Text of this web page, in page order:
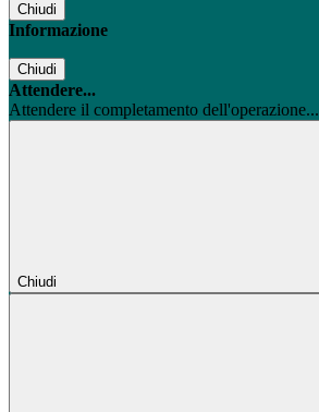
Chiudi
Informazione
Chiudi
Attendere...
Attendere il completamento dell'operazione...
Chiudi